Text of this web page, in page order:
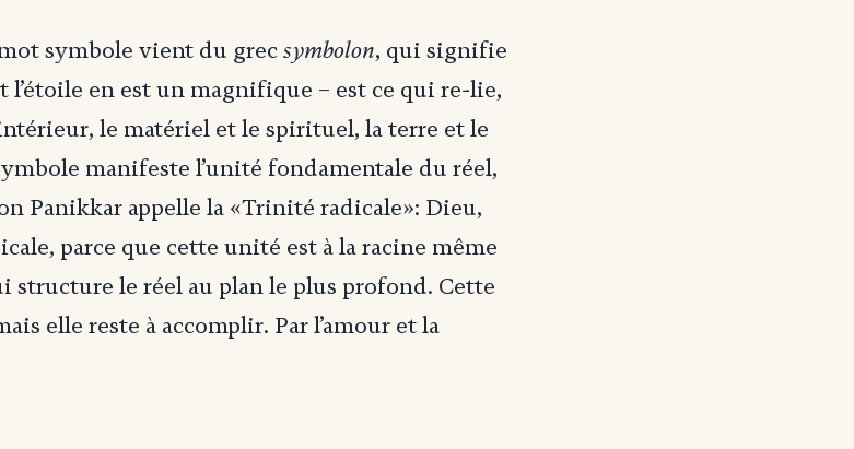
symbole vient du grecsymbolon, qui signifie
l’étoile en est un magnifique – est ce qui re-lie,
le matériel et le spirituel, la terre et le
manifeste l’unité fondamentale du réel,
Panikkar appelle la «Trinité radicale»: Dieu,
parce que cette unité est à la racine même
structure le réel au plan le plus profond. Cette
elle reste à accomplir. Par l’amour et la